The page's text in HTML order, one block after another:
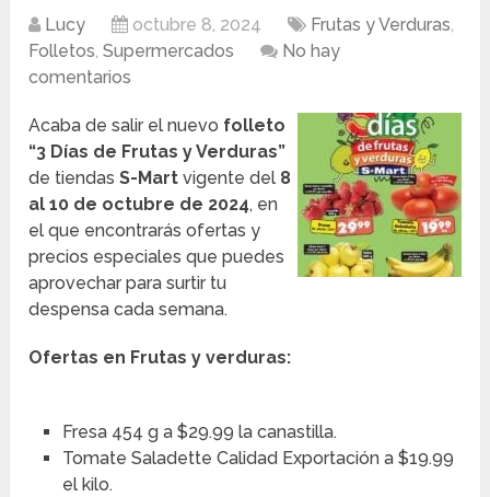
Lucy octubre 8, 2024 Frutas y Verduras,
Folletos,Supermercados
No hay
comentarios
Acaba de salir el nuevo folleto
“3 Días de Frutas y Verduras”
de tiendasS-Mart vigente del 8
al 10 de octubre de 2024, en
el que encontrarás ofertas y
precios especiales que puedes
aprovechar para surtir tu
despensa cada semana.
Ofertas en Frutas y verduras:
Fresa 454 g a $29.99 la canastilla.
Tomate Saladette Calidad Exportación a $19.99
el kilo.